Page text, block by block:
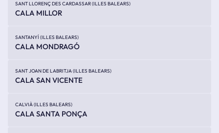
SANT LLORENÇ DES CARDASSAR (ILLES BALEARS)
CALA MILLOR
SANTANYÍ (ILLES BALEARS)
CALA MONDRAGÓ
SANT JOAN DE LABRITJA (ILLES BALEARS)
CALA SAN VICENTE
CALVIÀ (ILLES BALEARS)
CALA SANTA PONÇA